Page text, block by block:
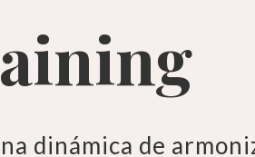
dinámica de